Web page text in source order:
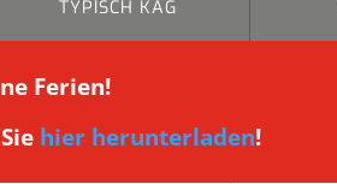
TYPISCH KAG
Ferien!
hier herunterladen!